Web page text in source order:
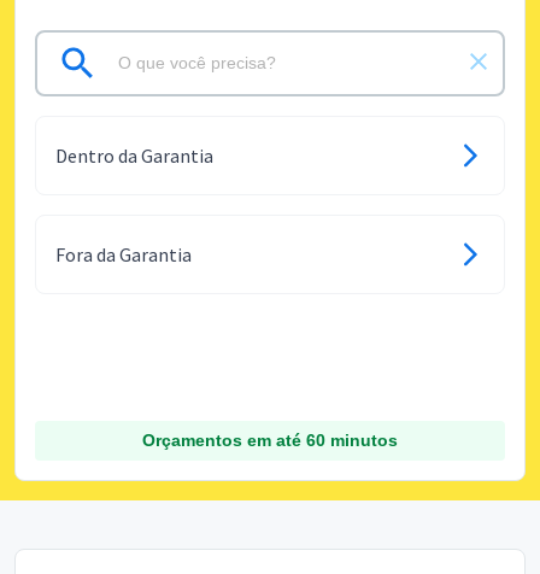
Dentro da Garantia
Fora da Garantia
Orçamentos em até 60 minutos